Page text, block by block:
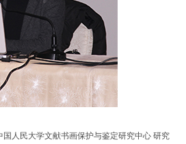
人民大学文献书画保护与鉴定研究中心 研究